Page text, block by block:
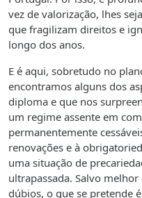
vez de valorização, lhes
que fragilizam direitos e
longo dos anos.
E é aqui, sobretudo no
encontramos alguns dos
diploma e que nos
um regime assente em
permanentemente
renovações e à
uma situação de
ultrapassada. Salvo
dúbios, o que se pretende